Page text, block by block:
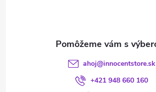
ahoj@innocentstore.sk
+421 948 660 160